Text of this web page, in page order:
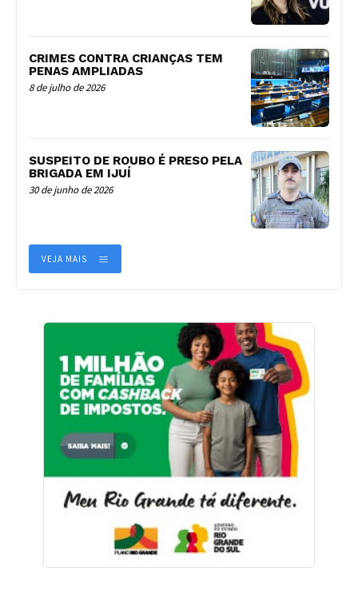
CRIMES CONTRA CRIANÇAS TEM
PENAS AMPLIADAS
8 de julho de 2026
SUSPEITO DE ROUBO É PRESO PELA
BRIGADA EM IJUÍ
30 de junho de 2026
VEJA MAIS